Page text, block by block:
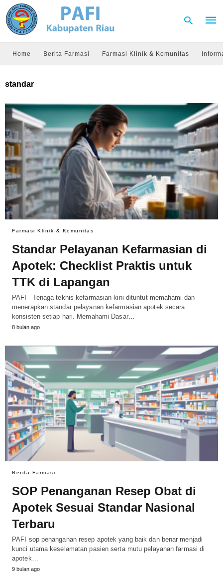
and
hit
Home Berita Farmasi Farmasi Klinik & Komunitas
standar
Farmasi Klinik & Komunitas
Standar Pelayanan Kefarmasian di
Apotek: Checklist Praktis untuk
TTK di Lapangan
PAFI - Tenaga teknis kefarmasian kini dituntut memahami dan
menerapkan standar pelayanan kefarmasian apotek secara
konsisten setiap hari. Memahami Dasar…
8 bulan ago
Berita Farmasi
SOP Penanganan Resep Obat di
Apotek Sesuai Standar Nasional
Terbaru
PAFI sop penanganan resep apotek yang baik dan benar menjadi
kunci utama keselamatan pasien serta mutu pelayanan farmasi di
apotek…
9 bulan ago